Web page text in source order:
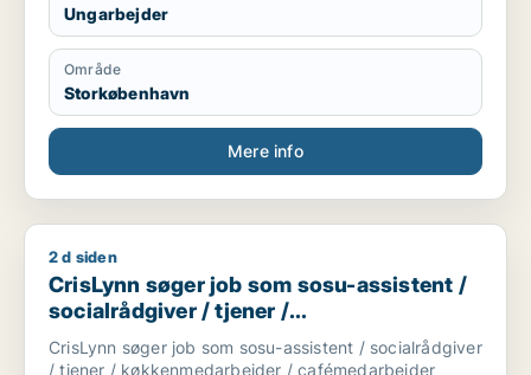
Ungarbejder
Område
Storkøbenhavn
Mere info
CrisLynn søger job som sosu-assistent / socialrådgiver /
2 d siden
CrisLynn søger job som sosu-assistent /
socialrådgiver / tjener /
køkkenmedarbejder / cafémedarbejder
CrisLynn søger job som sosu-assistent / socialrådgiver
/ tjener / køkkenmedarbejder / cafémedarbejder